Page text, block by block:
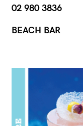
02 980 3836
BEACH BAR